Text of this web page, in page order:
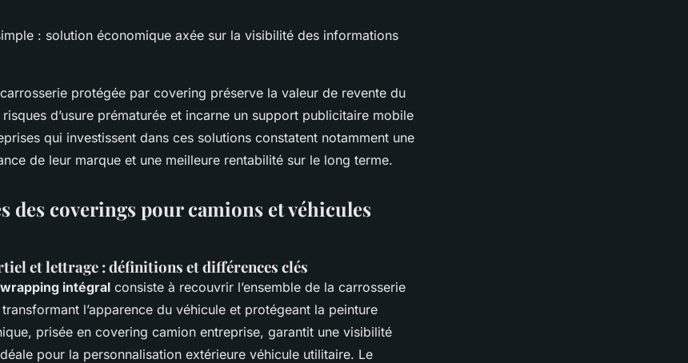
: solution économique axée sur la visibilité des informations
protégée par covering préserve la valeur de revente du
d’usure prématurée et incarne un support publicitaire mobile
qui investissent dans ces solutions constatent notamment une
de leur marque et une meilleure rentabilité sur le long terme.
des coverings pour camions et véhicules
et lettrage : définitions et différences clés
intégral consiste à recouvrir l’ensemble de la carrosserie
l’apparence du véhicule et protégeant la peinture
prisée en covering camion entreprise, garantit une visibilité
pour la personnalisation extérieure véhicule utilitaire. Le